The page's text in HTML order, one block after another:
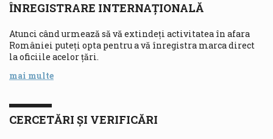
ÎNREGISTRARE INTERNAȚIONALĂ
Atunci când urmează să vă extindeți activitatea în afara
României puteţi opta pentru a vă înregistra marca direct
la oficiile acelor ţări.
mai multe
CERCETĂRI ȘI VERIFICĂRI